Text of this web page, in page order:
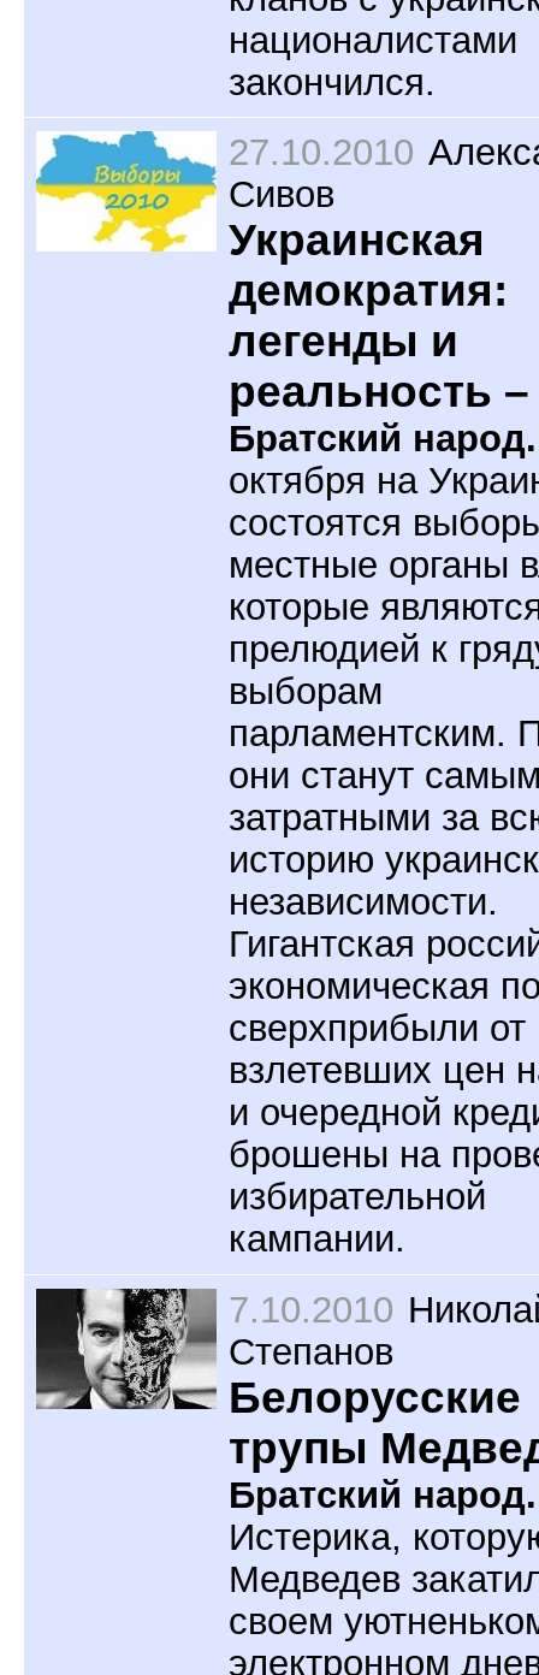
националистами
закончился.
27.10.2010
Сивов
Украинская
демократия:
легенды и
реальность –
Братский народ.
октября на
состоятся
местные органы
которые
прелюдией к
выборам
парламентским.
они станут
затратными за
историю
независимости.
Гигантская
экономическая
сверхприбыли от
взлетевших цен
и очередной
брошены на
избирательной
кампании.
7.10.2010
Степанов
Белорусские
трупы
Братский народ.
Истерика,
Медведев
своем
электронном